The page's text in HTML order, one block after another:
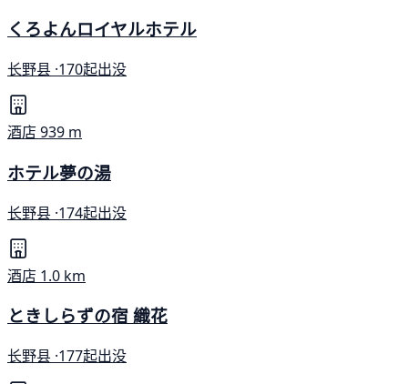
くろよんロイヤルホテル
长野县 ·170起出没
酒店939 m
ホテル夢の湯
长野县 ·174起出没
酒店 1.0 km
ときしらずの宿 織花
长野县 ·177起出没